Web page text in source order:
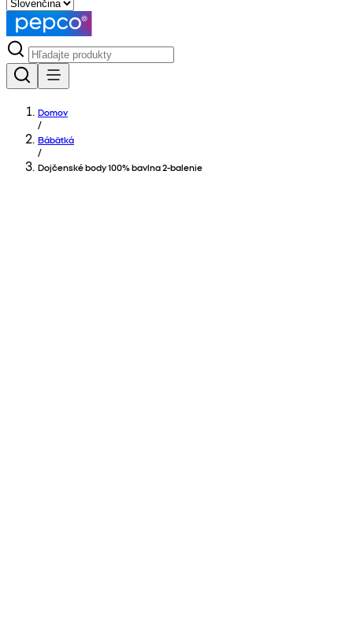
Domov
/
Bábätká
/
Dojčenské body 100% bavlna 2-balenie